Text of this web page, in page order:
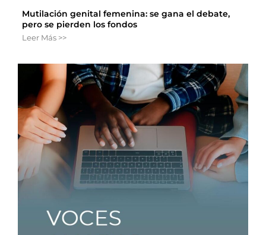
Mutilación genital femenina: se gana el debate,
pero se pierden los fondos
Leer Más >>